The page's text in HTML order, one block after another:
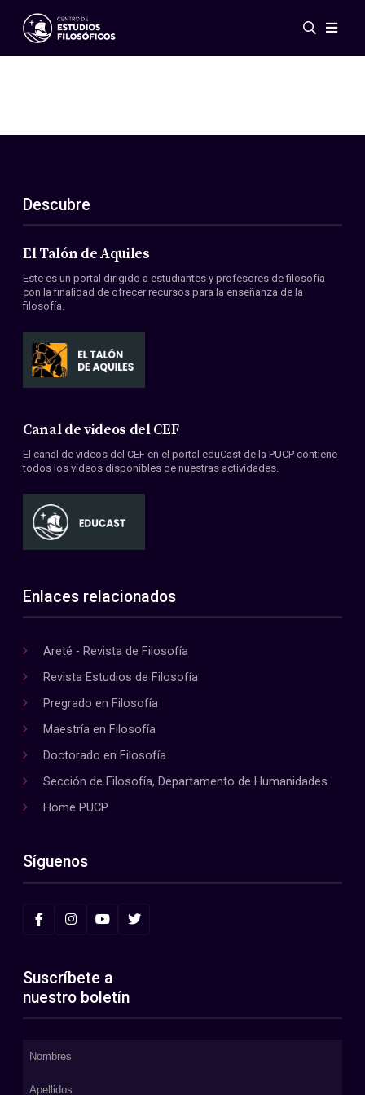
Eventos
ES
EN
Acerca de nosotros
Miembros
Convenios
Descubre
El Talón de Aquiles
Este es un portal dirigido a estudiantes y profesores de filosofía
con la finalidad de ofrecer recursos para la enseñanza de la
filosofía.
Canal de videos del CEF
El canal de videos del CEF en el portal eduCast de la PUCP contiene
todos los videos disponibles de nuestras actividades.
Enlaces relacionados
Areté - Revista de Filosofía
Revista Estudios de Filosofía
Pregrado en Filosofía
Maestría en Filosofía
Doctorado en Filosofía
Sección de Filosofía, Departamento de Humanidades
Home PUCP
Síguenos
Suscríbete a
nuestro boletín